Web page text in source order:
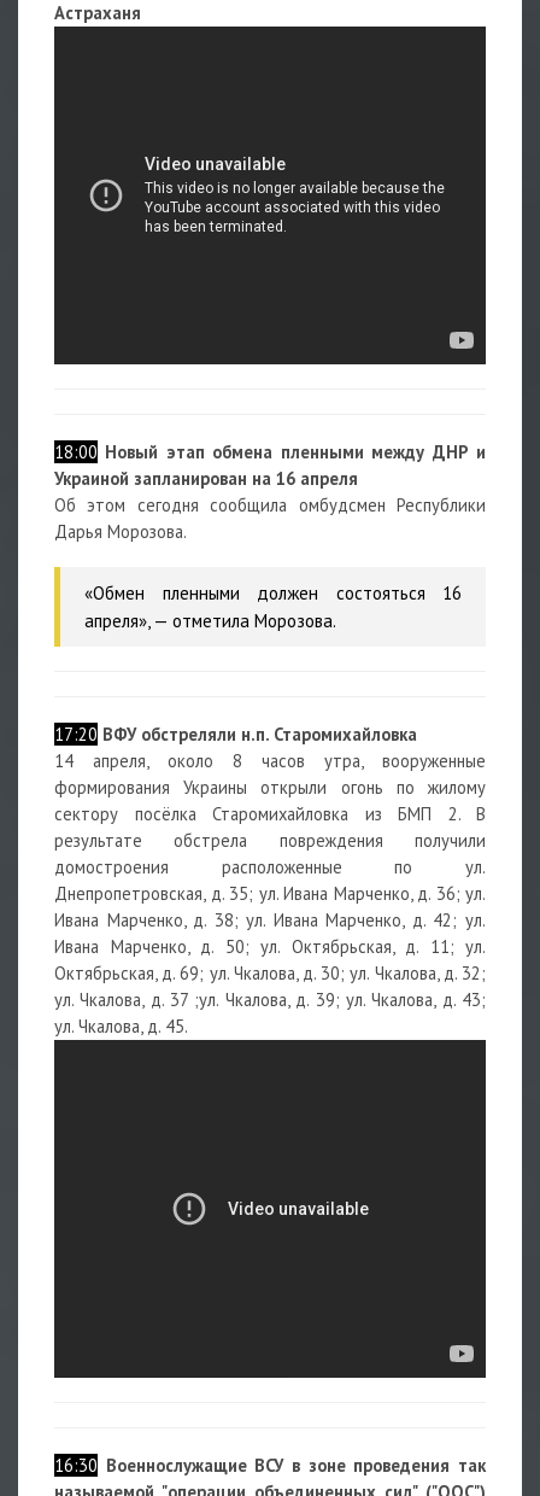
Астраханя
18:00 Новый этап обмена пленными между ДНР и
Украиной запланирован на 16 апреля
Об этом сегодня сообщила омбудсмен Республики
Дарья Морозова.
«Обмен пленными должен состояться 16
апреля», — отметила Морозова.
17:20 ВФУ обстреляли н.п. Старомихайловка
14 апреля, около 8 часов утра, вооруженные
формирования Украины открыли огонь по жилому
сектору посёлка Старомихайловка из БМП 2. В
результате обстрела повреждения получили
домостроения расположенные по ул.
Днепропетровская, д. 35; ул. Ивана Марченко, д. 36; ул.
Ивана Марченко, д. 38; ул. Ивана Марченко, д. 42; ул.
Ивана Марченко, д. 50; ул. Октябрьская, д. 11; ул.
Октябрьская, д. 69; ул. Чкалова, д. 30; ул. Чкалова, д. 32;
ул. Чкалова, д. 37 ;ул. Чкалова, д. 39; ул. Чкалова, д. 43;
ул. Чкалова, д. 45.
16:30 Военнослужащие ВСУ в зоне проведения так